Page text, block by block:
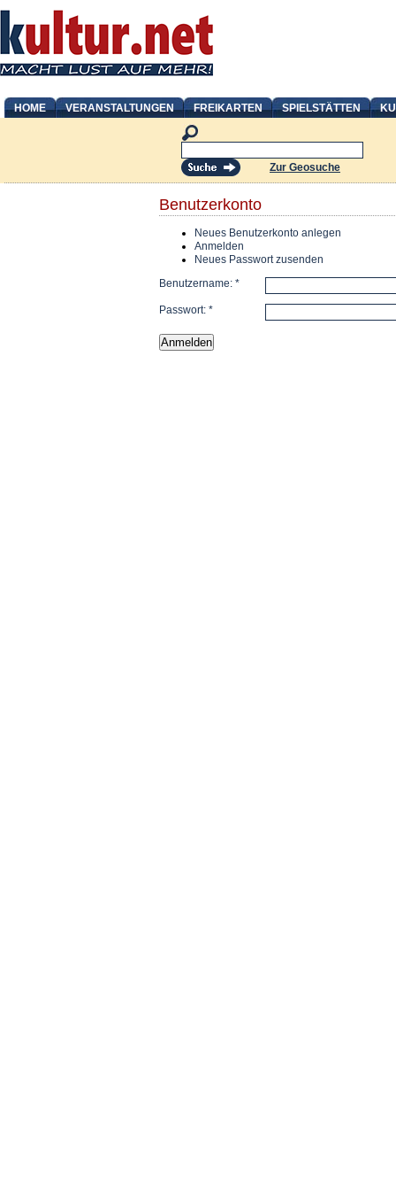
HOME VERANSTALTUNGEN FREIKARTEN SPIELSTÄTTEN
Zur Geosuche
Benutzerkonto
Neues Benutzerkonto anlegen
Anmelden
Neues Passwort zusenden
Benutzername: *
Passwort: *